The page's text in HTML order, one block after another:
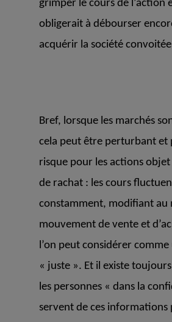
grimper le cours de l’action
obligerait à débourser
acquérir la société
Bref, lorsque les marchés
cela peut être perturbant et
risque pour les actions
de rachat : les cours
constamment, modifiant au
mouvement de vente et
l’on peut considérer
« juste ». Et il existe
les personnes « dans la
servent de ces informations